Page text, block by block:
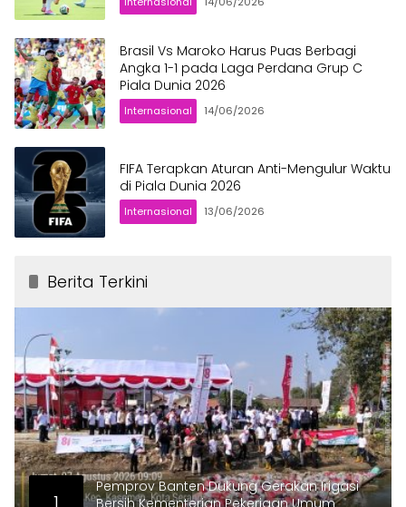
Brasil Vs Maroko Harus Puas Berbagi
Angka 1-1 pada Laga Perdana Grup C
Piala Dunia 2026
Internasional 14/06/2026
FIFA Terapkan Aturan Anti-Mengulur Waktu
di Piala Dunia 2026
Internasional 13/06/2026
Berita Terkini
Pemprov Banten Dukung Gerakan Irigasi
Bersih Kementerian Pekerjaan Umum